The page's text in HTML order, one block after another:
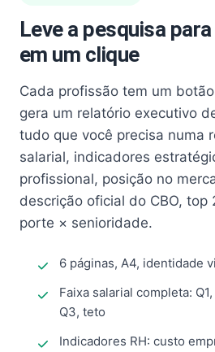
Leve a pesquisa
em um clique
Cada profissão tem um
gera um relatório executivo
tudo que você precisa numa
salarial, indicadores
profissional, posição no
descrição oficial do CBO, top
porte × senioridade.
6 páginas, A4, identidade
Faixa salarial completa:
Q3, teto
Indicadores RH: custo